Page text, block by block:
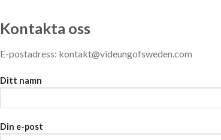
Kontakta oss
E-postadress: kontakt@videungofsweden.com
Ditt namn
Din e-post